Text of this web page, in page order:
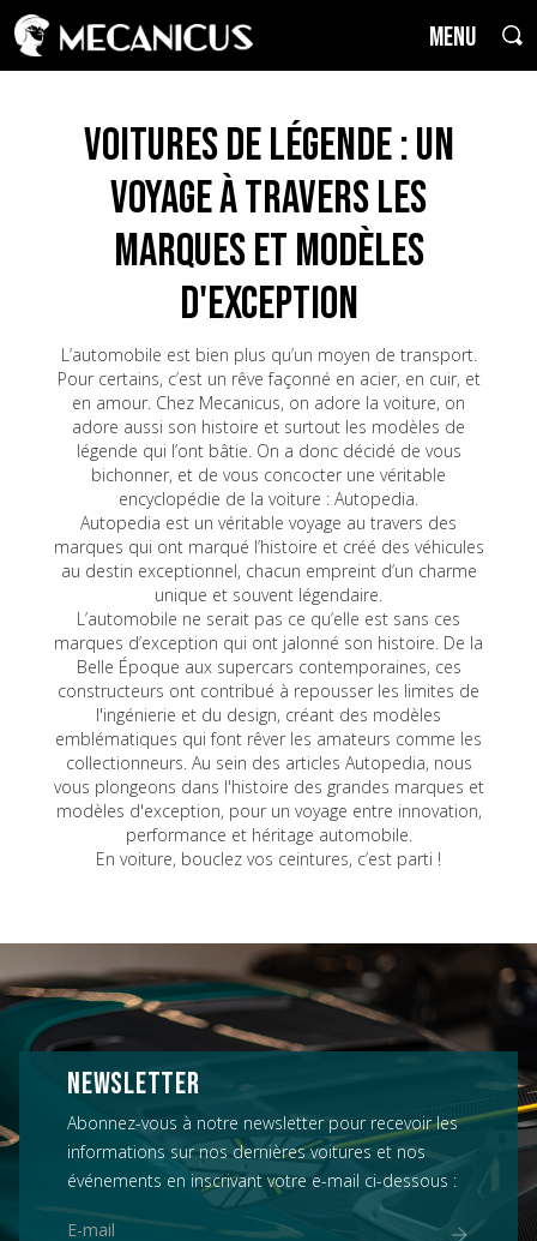
MENU
Voitures de Légende : un
voyage à travers les
marques et modèles
d'exception
L’automobile est bien plus qu’un moyen de transport.
Pour certains, c’est un rêve façonné en acier, en cuir, et
en amour. Chez Mecanicus, on adore la voiture, on
adore aussi son histoire et surtout les modèles de
légende qui l’ont bâtie. On a donc décidé de vous
bichonner, et de vous concocter une véritable
encyclopédie de la voiture : Autopedia.
Autopedia est un véritable voyage au travers des
marques qui ont marqué l’histoire et créé des véhicules
au destin exceptionnel, chacun empreint d’un charme
unique et souvent légendaire.
L’automobile ne serait pas ce qu’elle est sans ces
marques d’exception qui ont jalonné son histoire. De la
Belle Époque aux supercars contemporaines, ces
constructeurs ont contribué à repousser les limites de
l'ingénierie et du design, créant des modèles
emblématiques qui font rêver les amateurs comme les
collectionneurs. Au sein des articles Autopedia, nous
vous plongeons dans l'histoire des grandes marques et
modèles d'exception, pour un voyage entre innovation,
performance et héritage automobile.
En voiture, bouclez vos ceintures, c’est parti !
NEWSLETTER
Abonnez-vous à notre newsletter pour recevoir les
informations sur nos dernières voitures et nos
événements en inscrivant votre e-mail ci-dessous :